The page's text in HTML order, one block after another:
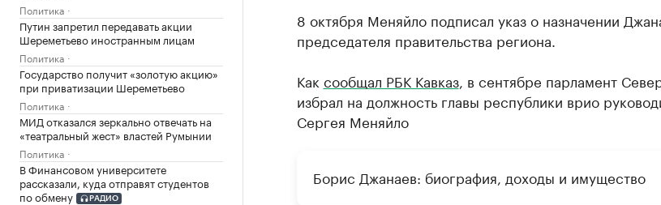
Политика
Путин запретил передавать акции
Шереметьево иностранным лицам
Политика
Государство получит «золотую акцию»
при приватизации Шереметьево
Политика
МИД отказался зеркально отвечать на
«театральный жест» властей Румынии
Политика
В Финансовом университете
рассказали, куда отправят студентов
по обмену
РАДИО
8 октября Меняйло подписал указ о назначении
председателя правительства региона.
Как сообщал РБК Кавказ, в сентябре парламент
избрал на должность главы республики врио
Сергея Меняйло
Борис Джанаев: биография, доходы и имущество